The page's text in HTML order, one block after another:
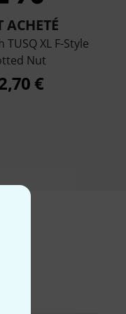
ACHETÉ
TUSQ XL F-Style
Nut
€